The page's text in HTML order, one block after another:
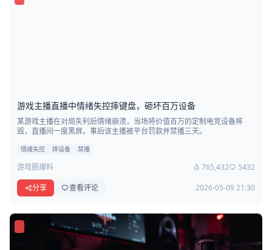
游戏主播直播中情绪失控摔键盘，砸坏百万设备
某游戏主播在对局失利后情绪崩溃，当场将价值百万的定制电竞设备摔
毁，直播间一度黑屏。事后该主播被平台罚款并禁播三天。
情绪失控 摔设备 禁播
游戏圈爆料 765,432
5432
分享
查看评论 2026-05-09 21:30